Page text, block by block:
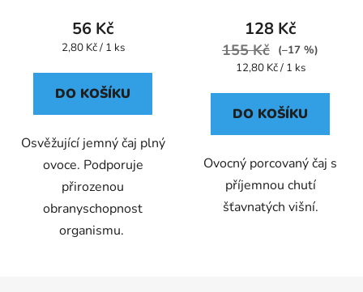
56 Kč
Měrná
2,80 Kč / 1 ks
DO KOŠÍKU
Osvěžující jemný čaj plný
ovoce. Podporuje
přirozenou
obranyschopnost
organismu.
128 Kč
155 Kč
(–17 %)
Měrná
12,80 Kč / 1 ks
DO KOŠÍKU
Ovocný porcovaný čaj s
příjemnou chutí
šťavnatých višní.